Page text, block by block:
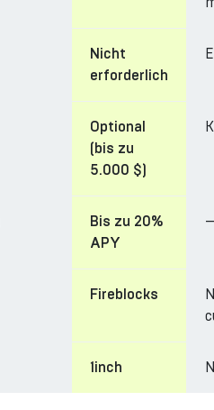
Nicht
erforderlich
Optional
(bis zu
5.000 $)
Bis zu 20%
APY
Fireblocks
1inch